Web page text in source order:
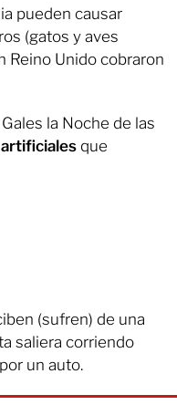
pueden causar
(gatos y aves
Reino Unido cobraron
la Noche de las
que
(sufren) de una
saliera corriendo
un auto.